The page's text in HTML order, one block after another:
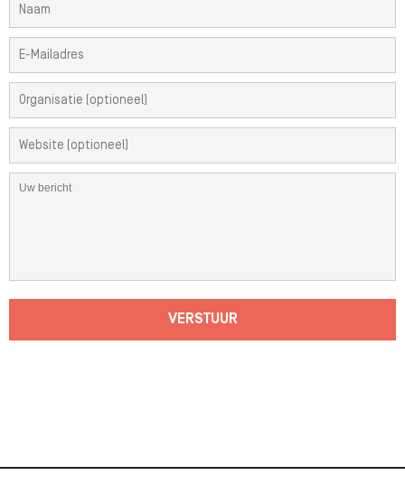
VERSTUUR